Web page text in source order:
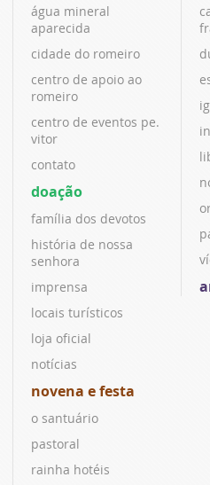
água mineral
aparecida
cidade do romeiro
centro de apoio ao
romeiro
centro de eventos pe.
vitor
contato
doação
família dos devotos
história de nossa
senhora
imprensa
locais turísticos
loja oficial
notícias
novena e festa
o santuário
pastoral
rainha hotéis